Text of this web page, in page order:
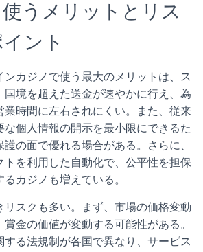
うメリットとリス
ント
ンカジノで使う最大のメリットは、ス
国境を超えた送金が速やかに行え、為
業時間に左右されにくい。また、従来
な個人情報の開示を最小限にできるた
の面で優れる場合がある。さらに、
トを利用した自動化で、公平性を担保
カジノも増えている。
リスクも多い。まず、市場の価格変動
賞金の価値が変動する可能性がある。
する法規制が各国で異なり、サービス